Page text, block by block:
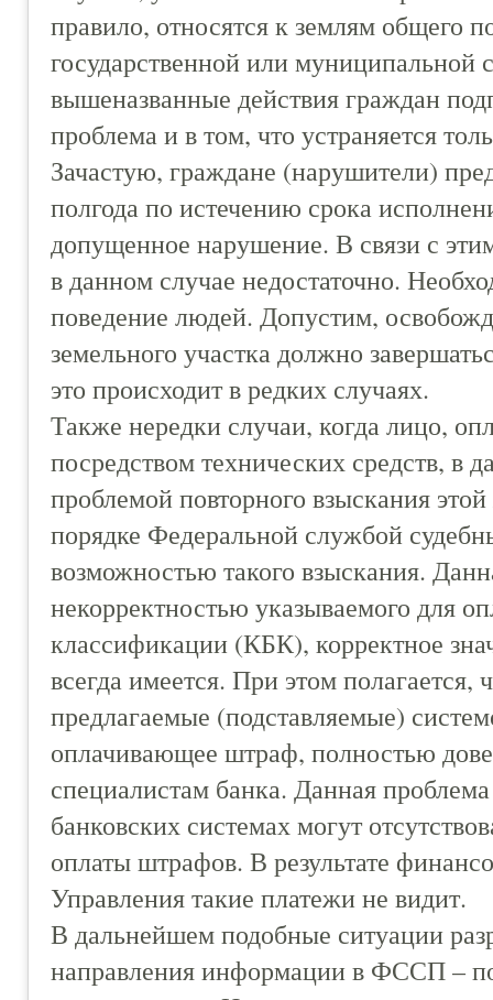
правило, относятся к землям общего
государственной или муниципальной
вышеназванные действия граждан
проблема и в том, что устраняется
Зачастую, граждане (нарушители)
полгода по истечению срока
допущенное нарушение. В связи с
в данном случае недостаточно.
поведение людей. Допустим,
земельного участка должно
это происходит в редких случаях.
Также нередки случаи, когда лицо,
посредством технических средств, в
проблемой повторного взыскания
порядке Федеральной службой
возможностью такого взыскания.
некорректностью указываемого для
классификации (КБК), корректное
всегда имеется. При этом полагается,
предлагаемые (подставляемые)
оплачивающее штраф, полностью
специалистам банка. Данная
банковских системах могут
оплаты штрафов. В результате
Управления такие платежи не видит.
В дальнейшем подобные ситуации
направления информации в ФССП –